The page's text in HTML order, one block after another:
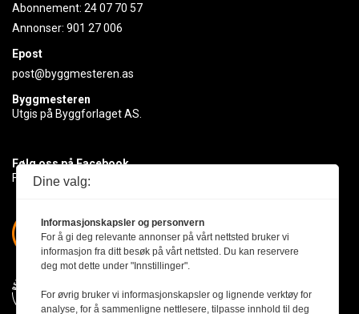
Abonnement: 24 07 70 57
Annonser: 901 27 006
Epost
post@byggmesteren.as
Byggmesteren
Utgis på Byggforlaget AS.
Følg oss på Facebook
Få med deg det siste innen byggebransjen
Dine valg:
Informasjonskapsler og personvern
For å gi deg relevante annonser på vårt nettsted bruker vi
informasjon fra ditt besøk på vårt nettsted. Du kan reservere
deg mot dette under "Innstillinger".
For øvrig bruker vi informasjonskapsler og lignende verktøy for
analyse, for å sammenligne nettlesere, tilpasse innhold til deg